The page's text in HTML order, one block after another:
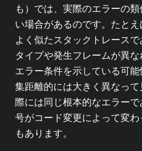
も）では、実際のエラーの
い場合があるのです。たと
よく似たスタックトレース
タイプや発生フレームが異
エラー条件を示している可
集距離的には大きく異なっ
際には同じ根本的なエラー
号がコード変更によって変
もあります。